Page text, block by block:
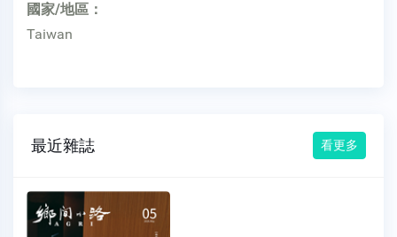
國家/地區：
Taiwan
最近雜誌 看更多